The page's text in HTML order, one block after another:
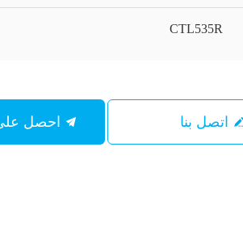
CTL535R
اتصل بنا